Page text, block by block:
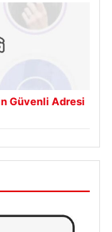
Güvenli Adresi